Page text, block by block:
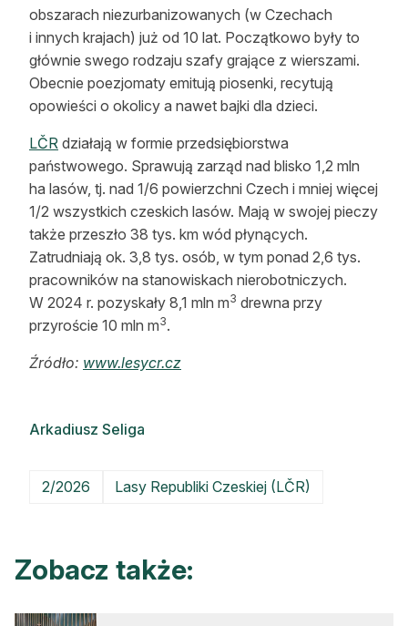
obszarach niezurbanizowanych (w Czechach
i innych krajach) już od 10 lat. Początkowo były to
głównie swego rodzaju szafy grające z wierszami.
Obecnie poezjomaty emitują piosenki, recytują
opowieści o okolicy a nawet bajki dla dzieci.
LČR działają w formie przedsiębiorstwa
państwowego. Sprawują zarząd nad blisko 1,2 mln
ha lasów, tj. nad 1/6 powierzchni Czech i mniej więcej
1/2 wszystkich czeskich lasów. Mają w swojej pieczy
także przeszło 38 tys. km wód płynących.
Zatrudniają ok. 3,8 tys. osób, w tym ponad 2,6 tys.
pracowników na stanowiskach nierobotniczych.
W 2024 r. pozyskały 8,1 mln m3 drewna przy
przyroście 10 mln m3.
Źródło: www.lesycr.cz
Arkadiusz Seliga
2/2026 Lasy Republiki Czeskiej (LČR)
Zobacz także: